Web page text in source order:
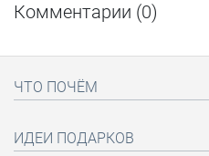
Комментарии (0)
ЧТО ПОЧЁМ
ИДЕИ ПОДАРКОВ